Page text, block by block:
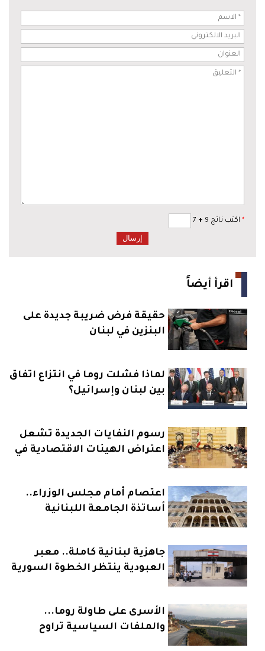
* اكتب ناتج 9 +
اقرأ أيضاً
حقيقة فرض ضريبة جديدة على
البنزين في لبنان
لماذا فشلت روما في انتزاع اتفاق
بين لبنان وإسرائيل؟
رسوم النفايات الجديدة تشعل
اعتراض الهيئات الاقتصادية في
اعتصام أمام مجلس الوزراء..
أساتذة الجامعة اللبنانية
جاهزية لبنانية كاملة.. معبر
العبودية ينتظر الخطوة السورية
الأسرى على طاولة روما...
والملفات السياسية تراوح